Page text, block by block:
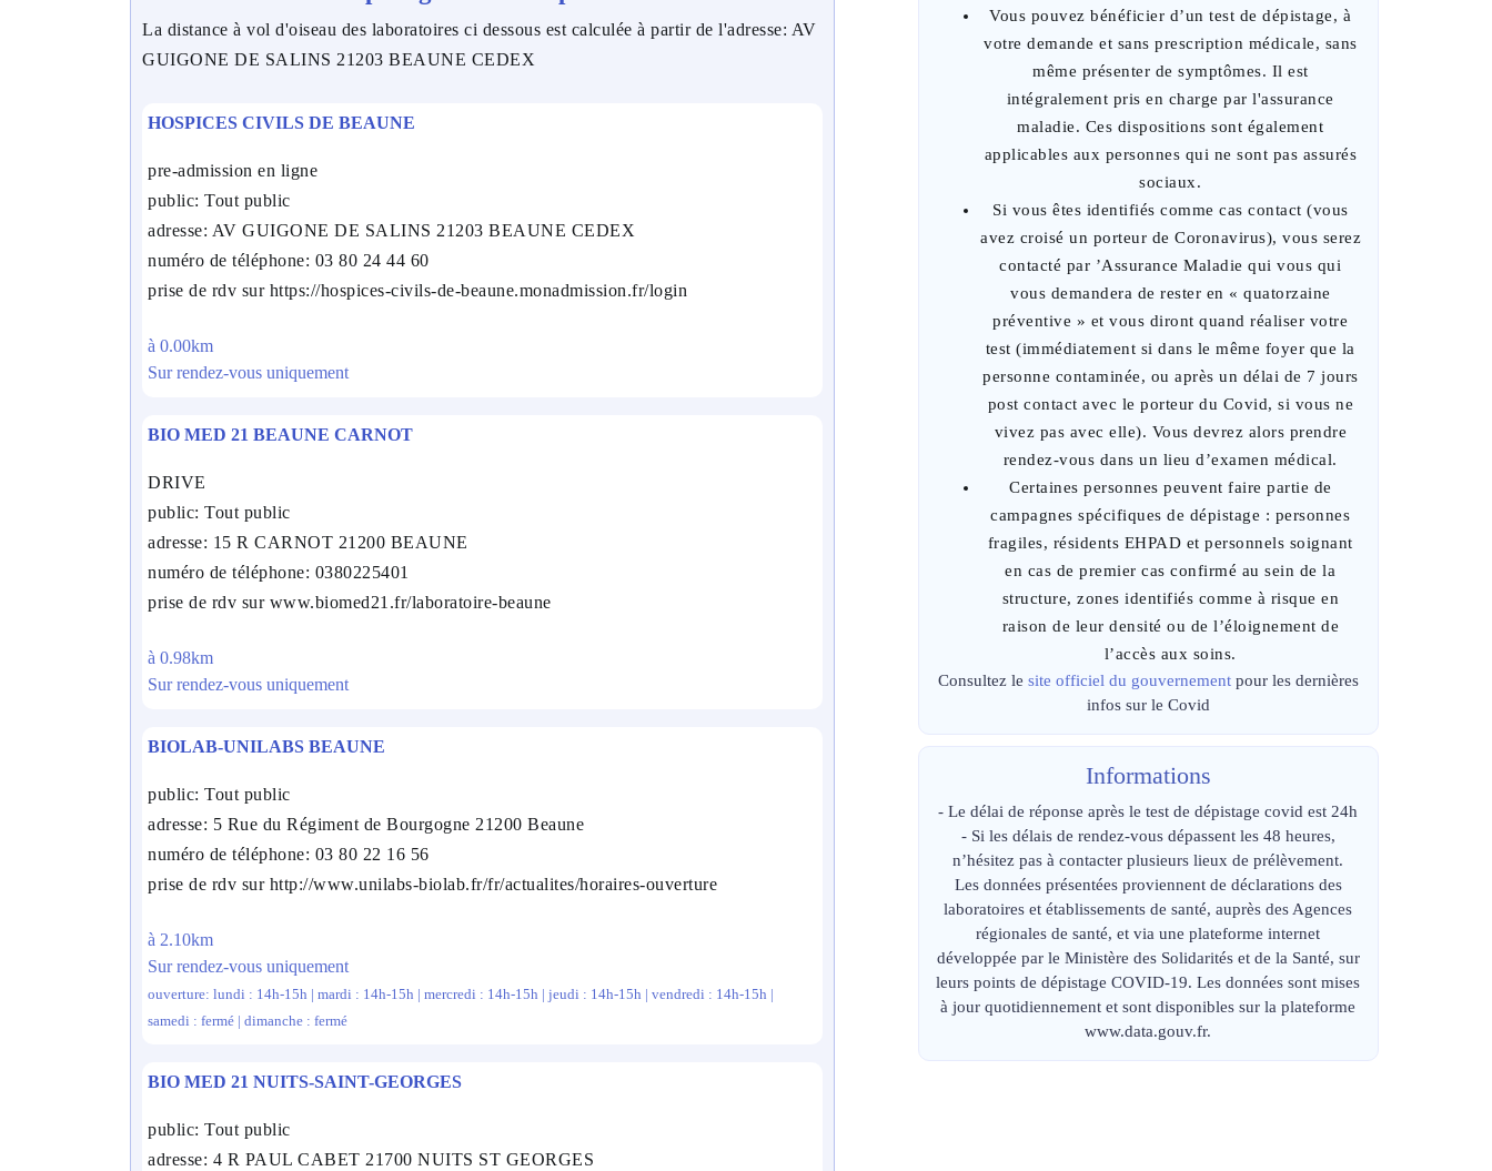
La distance à vol d'oiseau des laboratoires ci dessous est calculée à partir de l'adresse: AV
GUIGONE DE SALINS 21203 BEAUNE CEDEX
HOSPICES CIVILS DE BEAUNE
pre-admission en ligne
public: Tout public
adresse: AV GUIGONE DE SALINS 21203 BEAUNE CEDEX
numéro de téléphone: 03 80 24 44 60
prise de rdv sur https://hospices-civils-de-beaune.monadmission.fr/login
à 0.00km
Sur rendez-vous uniquement
BIO MED 21 BEAUNE CARNOT
DRIVE
public: Tout public
adresse: 15 R CARNOT 21200 BEAUNE
numéro de téléphone: 0380225401
prise de rdv sur www.biomed21.fr/laboratoire-beaune
à 0.98km
Sur rendez-vous uniquement
BIOLAB-UNILABS BEAUNE
public: Tout public
adresse: 5 Rue du Régiment de Bourgogne 21200 Beaune
numéro de téléphone: 03 80 22 16 56
prise de rdv sur http://www.unilabs-biolab.fr/fr/actualites/horaires-ouverture
à 2.10km
Sur rendez-vous uniquement
ouverture: lundi : 14h-15h | mardi : 14h-15h | mercredi : 14h-15h | jeudi : 14h-15h | vendredi : 14h-15h |
samedi : fermé | dimanche : fermé
BIO MED 21 NUITS-SAINT-GEORGES
public: Tout public
adresse: 4 R PAUL CABET 21700 NUITS ST GEORGES
Vous pouvez bénéficier d’un test de dépistage, à
votre demande et sans prescription médicale, sans
même présenter de symptômes. Il est
intégralement pris en charge par l'assurance
maladie. Ces dispositions sont également
applicables aux personnes qui ne sont pas assurés
sociaux.
Si vous êtes identifiés comme cas contact (vous
avez croisé un porteur de Coronavirus), vous serez
contacté par ’Assurance Maladie qui vous qui
vous demandera de rester en « quatorzaine
préventive » et vous diront quand réaliser votre
test (immédiatement si dans le même foyer que la
personne contaminée, ou après un délai de 7 jours
post contact avec le porteur du Covid, si vous ne
vivez pas avec elle). Vous devrez alors prendre
rendez-vous dans un lieu d’examen médical.
Certaines personnes peuvent faire partie de
campagnes spécifiques de dépistage : personnes
fragiles, résidents EHPAD et personnels soignant
en cas de premier cas confirmé au sein de la
structure, zones identifiés comme à risque en
raison de leur densité ou de l’éloignement de
l’accès aux soins.
Consultez le site officiel du gouvernementpour les dernières
infos sur le Covid
Informations
- Le délai de réponse après le test de dépistage covid est 24h
- Si les délais de rendez-vous dépassent les 48 heures,
n’hésitez pas à contacter plusieurs lieux de prélèvement.
Les données présentées proviennent de déclarations des
laboratoires et établissements de santé, auprès des Agences
régionales de santé, et via une plateforme internet
développée par le Ministère des Solidarités et de la Santé, sur
leurs points de dépistage COVID-19. Les données sont mises
à jour quotidiennement et sont disponibles sur la plateforme
www.data.gouv.fr.